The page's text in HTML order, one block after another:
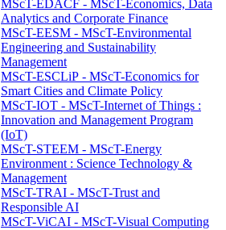
MScT-EDACF - MScT-Economics, Data
Analytics and Corporate Finance
MScT-EESM - MScT-Environmental
Engineering and Sustainability
Management
MScT-ESCLiP - MScT-Economics for
Smart Cities and Climate Policy
MScT-IOT - MScT-Internet of Things :
Innovation and Management Program
(IoT)
MScT-STEEM - MScT-Energy
Environment : Science Technology &
Management
MScT-TRAI - MScT-Trust and
Responsible AI
MScT-ViCAI - MScT-Visual Computing